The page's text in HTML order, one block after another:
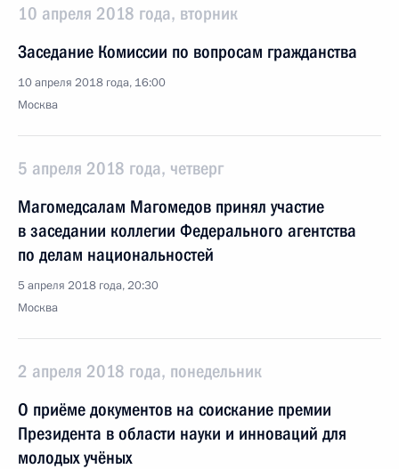
10 апреля 2018 года, вторник
Заседание Комиссии по вопросам гражданства
10 апреля 2018 года, 16:00
Москва
5 апреля 2018 года, четверг
Магомедсалам Магомедов принял участие
в заседании коллегии Федерального агентства
по делам национальностей
5 апреля 2018 года, 20:30
Москва
2 апреля 2018 года, понедельник
О приёме документов на соискание премии
Президента в области науки и инноваций для
молодых учёных